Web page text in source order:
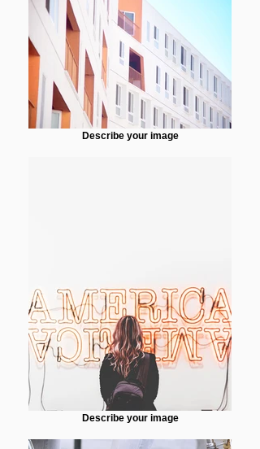
Describe your image
Describe your image